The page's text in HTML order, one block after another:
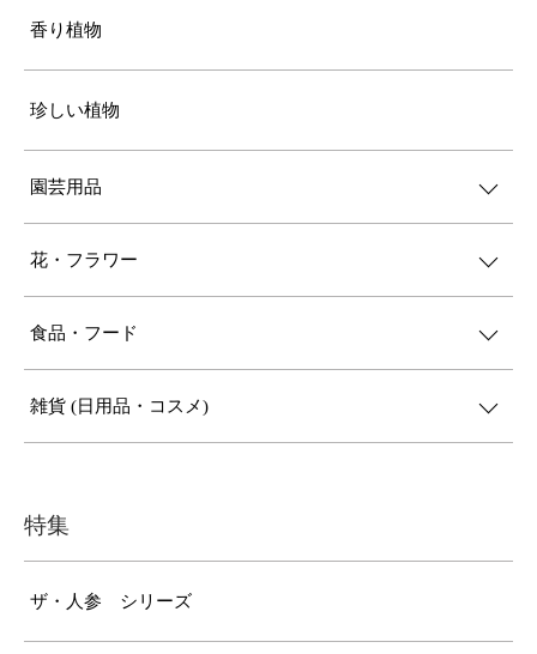
香り植物
珍しい植物
園芸用品
花・フラワー
食品・フード
雑貨 (日用品・コスメ)
特集
ザ・人参 シリーズ